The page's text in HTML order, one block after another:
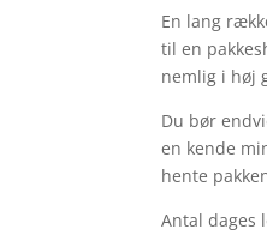
En lang
til en
nemlig i høj
Du bør
en kende
hente
Antal dages